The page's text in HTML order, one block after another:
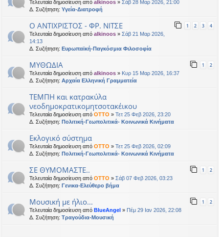
Τελευταία δημοσίευση από alkinoos » Σάβ 28 Μαρ 2026, 21:00
Δ. Συζήτηση: Υγεία-Διατροφή
Ο ΑΝΤΙΧΡΙΣΤΟΣ - ΦΡ. ΝΙΤΣΕ 1 2 3 4
Τελευταία δημοσίευση από alkinoos » Σάβ 21 Μαρ 2026,
14:13
Δ. Συζήτηση: Ευρωπαϊκή-Παγκόσμια Φιλοσοφία
ΜΥΘΩΔΙΑ 1 2
Τελευταία δημοσίευση από alkinoos » Κυρ 15 Μαρ 2026, 16:37
Δ. Συζήτηση: Αρχαία Ελληνική Γραμματεία
ΤΕΜΠΗ και κατρακύλα
νεοδημοκρατικομητσοτακέικου
Τελευταία δημοσίευση από OTTO » Τετ 25 Φεβ 2026, 23:20
Δ. Συζήτηση: Πολιτική-Γεωπολιτικά- Κοινωνικά Κινήματα
Εκλογικό σύστημα
Τελευταία δημοσίευση από OTTO » Τετ 25 Φεβ 2026, 02:09
Δ. Συζήτηση: Πολιτική-Γεωπολιτικά- Κοινωνικά Κινήματα
ΣΕ ΘΥΜΟΜΑΣΤΕ.. 1 2
Τελευταία δημοσίευση από OTTO » Σάβ 07 Φεβ 2026, 03:23
Δ. Συζήτηση: Γενικα-Ελεύθερο βήμα
Μουσική με ήλιο... 1 2
Τελευταία δημοσίευση από BlueAngel » Πέμ 29 Ιαν 2026, 22:08
Δ. Συζήτηση: Τραγούδια-Μουσική